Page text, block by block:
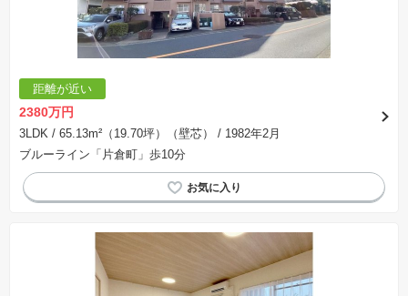
距離が近い
2380万円
3LDK / 65.13m²（19.70坪）（壁芯）
/ 1982年2月
ブルーライン「片倉町」歩10分